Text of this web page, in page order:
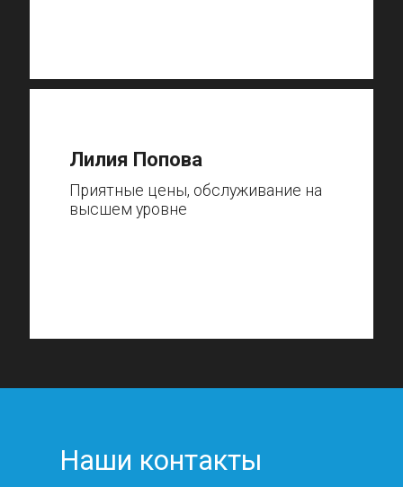
Лилия Попова
Приятные цены, обслуживание на
высшем уровне
Наши контакты